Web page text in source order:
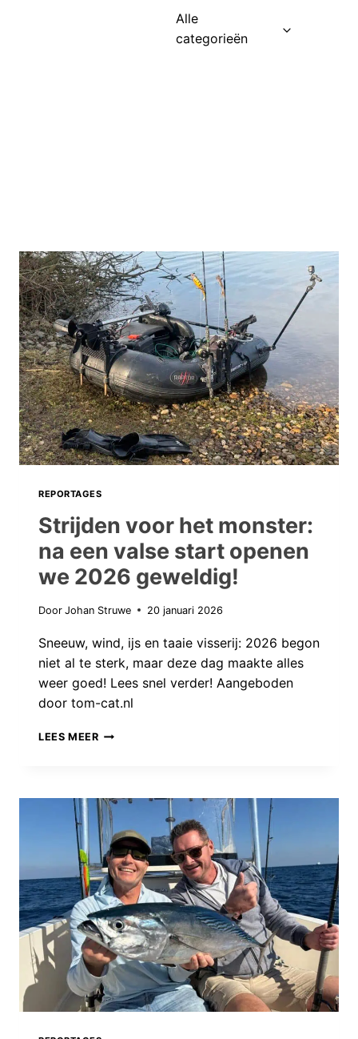
Alle
categorieën
REPORTAGES
Strijden voor het monster:
na een valse start openen
we 2026 geweldig!
Door Johan Struwe 20 januari 2026
Sneeuw, wind, ijs en taaie visserij: 2026 begon
niet al te sterk, maar deze dag maakte alles
weer goed! Lees snel verder! Aangeboden
door tom-cat.nl
LEES MEERSTRIJDEN
NA
EEN
VALSE
START
OPENEN
WE
2026
GEWELDIG!